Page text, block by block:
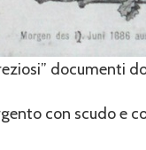
documenti
con scudo e